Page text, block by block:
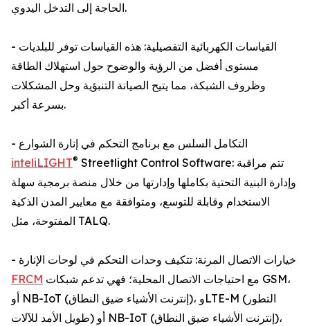
الحاجة إلى التدخل اليدوي.
- القياسات الكهربائية التفصيلية: هذه القياسات توفر للبلديات
مستوى أفضل من الرؤية والوضوح حول استهلاك الطاقة
وظروف الشبكة، مما يتيح الصيانة التنبؤية وحل المشكلات
بسرعة أكبر.
- التكامل السلس مع برنامج التحكم في إنارة الشوارع
inteliLIGHT® Streetlight Control Software: تتم مراقبة
وإدارة البنية التحتية بكاملها وإدارتها من خلال منصة برمجية سهلة
الاستخدام وقابلة للتوسع، ومتوافقة مع معايير المدن الذكية
المفتوحة، مثل TALQ.
- خيارات الاتصال المرنة: تتكيف وحدات التحكم في لوحات الإنارة
FRCM
أو NB-IoT (إنترنت الأشياء ضيق النطاق)، وLTE-M (التطور
طويل الأمد للآلات) أو NB-IoT (إنترنت الأشياء ضيق النطاق)،